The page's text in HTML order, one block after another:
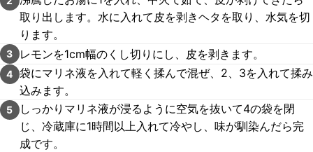
取り出します。水に入れて皮を剥きヘタを取り、水気を切
ります。
3 レモンを1cm幅のくし切りにし、皮を剥きます。
4 袋にマリネ液を入れて軽く揉んで混ぜ、2、3を入れて揉み
込みます。
5
しっかりマリネ液が浸るように空気を抜いて4の袋を閉
じ、冷蔵庫に1時間以上入れて冷やし、味が馴染んだら完
成です。